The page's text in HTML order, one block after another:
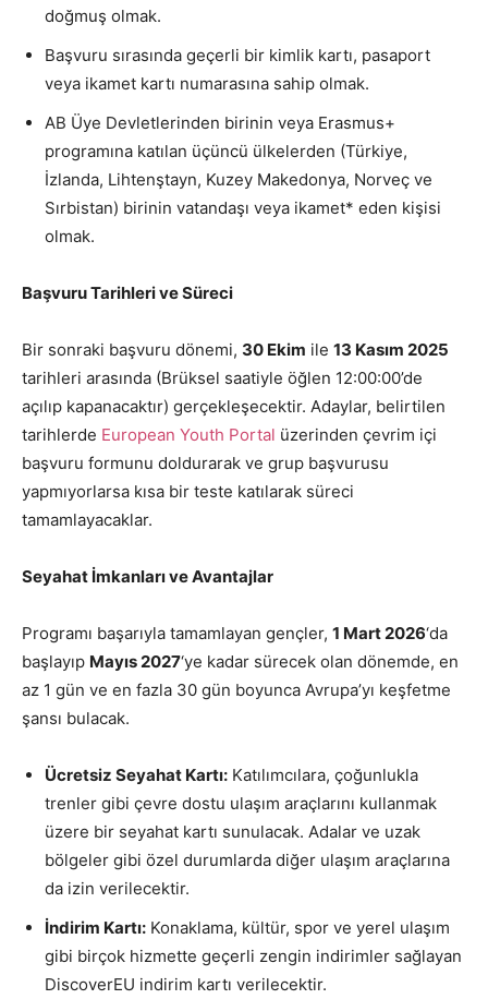
doğmuş olmak.
Başvuru sırasında geçerli bir kimlik kartı, pasaport
veya ikamet kartı numarasına sahip olmak.
AB Üye Devletlerinden birinin veya Erasmus+
programına katılan üçüncü ülkelerden (Türkiye,
İzlanda, Lihtenştayn, Kuzey Makedonya, Norveç ve
Sırbistan) birinin vatandaşı veya ikamet* eden kişisi
olmak.
Başvuru Tarihleri ve Süreci
Bir sonraki başvuru dönemi, 30 Ekim ile 13 Kasım 2025
tarihleri arasında (Brüksel saatiyle öğlen 12:00:00’de
açılıp kapanacaktır) gerçekleşecektir. Adaylar, belirtilen
tarihlerde European Youth Portal üzerinden çevrim içi
başvuru formunu doldurarak ve grup başvurusu
yapmıyorlarsa kısa bir teste katılarak süreci
tamamlayacaklar.
Seyahat İmkanları ve Avantajlar
Programı başarıyla tamamlayan gençler, 1 Mart 2026‘da
başlayıp Mayıs 2027‘ye kadar sürecek olan dönemde, en
az 1 gün ve en fazla 30 gün boyunca Avrupa’yı keşfetme
şansı bulacak.
Ücretsiz Seyahat Kartı: Katılımcılara, çoğunlukla
trenler gibi çevre dostu ulaşım araçlarını kullanmak
üzere bir seyahat kartı sunulacak. Adalar ve uzak
bölgeler gibi özel durumlarda diğer ulaşım araçlarına
da izin verilecektir.
İndirim Kartı: Konaklama, kültür, spor ve yerel ulaşım
gibi birçok hizmette geçerli zengin indirimler sağlayan
DiscoverEU indirim kartı verilecektir.